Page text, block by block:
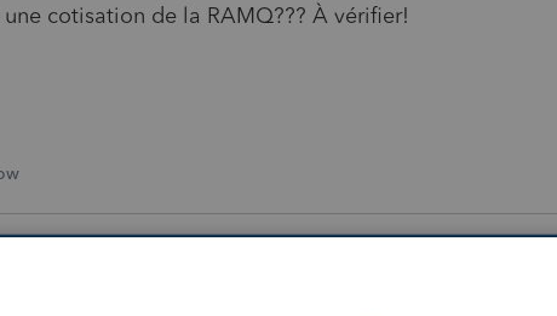
cotisation de la RAMQ??? À vérifier!